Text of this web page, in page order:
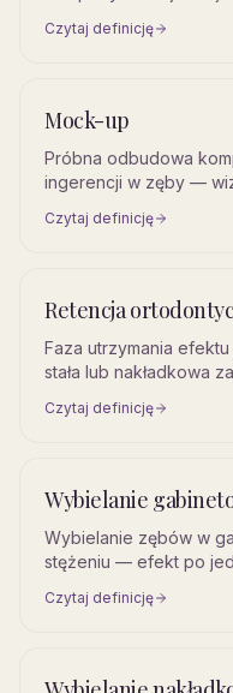
Czytaj definicję
Mock-up
Próbna odbudowa
ingerencji w zęby —
Czytaj definicję
Retencja
Faza utrzymania
stała lub nakładkowa
Czytaj definicję
Wybielanie
Wybielanie zębów w
stężeniu — efekt po
Czytaj definicję